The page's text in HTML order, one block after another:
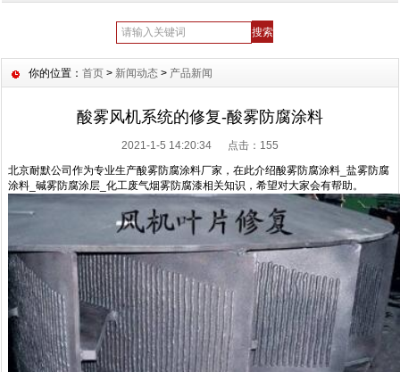
你的位置：首页 > 新闻动态 > 产品新闻
酸雾风机系统的修复-酸雾防腐涂料
2021-1-5 14:20:34 点击： 155
北京耐默公司作为专业生产酸雾防腐涂料厂家，在此介绍酸雾防腐涂料_盐雾防腐
涂料_碱雾防腐涂层_化工废气烟雾防腐漆相关知识，希望对大家会有帮助。